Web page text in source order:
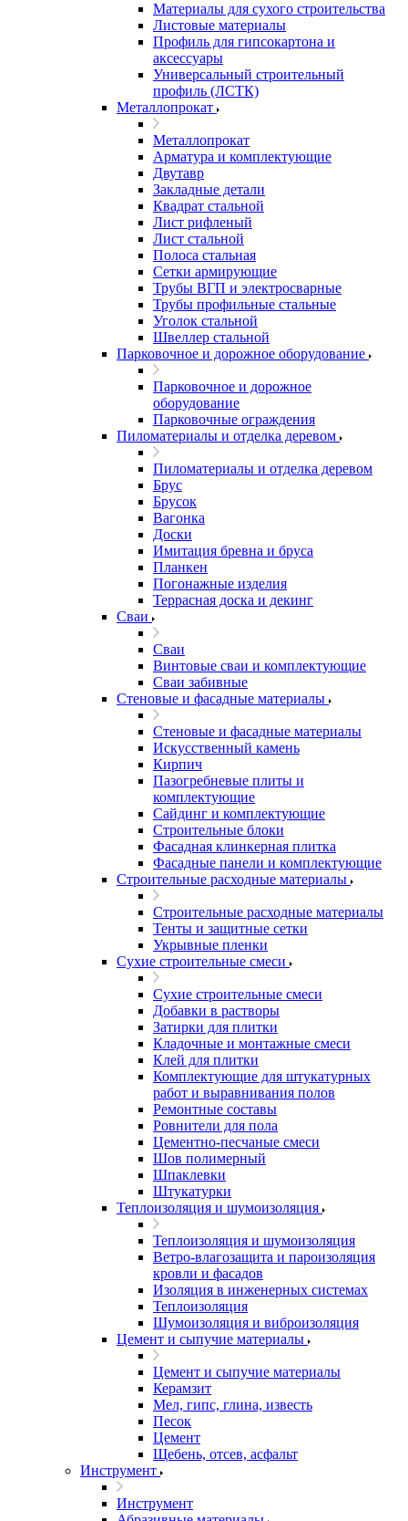
Материалы для сухого строительства
Листовые материалы
Профиль для гипсокартона и
аксессуары
Универсальный строительный
профиль (ЛСТК)
Металлопрокат
Металлопрокат
Арматура и комплектующие
Двутавр
Закладные детали
Квадрат стальной
Лист рифленый
Лист стальной
Полоса стальная
Сетки армирующие
Трубы ВГП и электросварные
Трубы профильные стальные
Уголок стальной
Швеллер стальной
Парковочное и дорожное оборудование
Парковочное и дорожное
оборудование
Парковочные ограждения
Пиломатериалы и отделка деревом
Пиломатериалы и отделка деревом
Брус
Брусок
Вагонка
Доски
Имитация бревна и бруса
Планкен
Погонажные изделия
Террасная доска и декинг
Сваи
Сваи
Винтовые сваи и комплектующие
Сваи забивные
Стеновые и фасадные материалы
Стеновые и фасадные материалы
Искусственный камень
Кирпич
Пазогребневые плиты и
комплектующие
Сайдинг и комплектующие
Строительные блоки
Фасадная клинкерная плитка
Фасадные панели и комплектующие
Строительные расходные материалы
Строительные расходные материалы
Тенты и защитные сетки
Укрывные пленки
Сухие строительные смеси
Сухие строительные смеси
Добавки в растворы
Затирки для плитки
Кладочные и монтажные смеси
Клей для плитки
Комплектующие для штукатурных
работ и выравнивания полов
Ремонтные составы
Ровнители для пола
Цементно-песчаные смеси
Шов полимерный
Шпаклевки
Штукатурки
Теплоизоляция и шумоизоляция
Теплоизоляция и шумоизоляция
Ветро-влагозащита и пароизоляция
кровли и фасадов
Изоляция в инженерных системах
Теплоизоляция
Шумоизоляция и виброизоляция
Цемент и сыпучие материалы
Цемент и сыпучие материалы
Керамзит
Мел, гипс, глина, известь
Песок
Цемент
Щебень, отсев, асфальт
Инструмент
Инструмент